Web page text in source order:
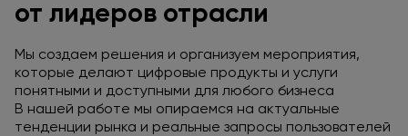
от лидеров отрасли
Мы создаем решения и организуем мероприятия,
которые делают цифровые продукты и услуги
понятными и доступными для любого бизнеса
В нашей работе мы опираемся на актуальные
тенденции рынка и реальные запросы пользователей